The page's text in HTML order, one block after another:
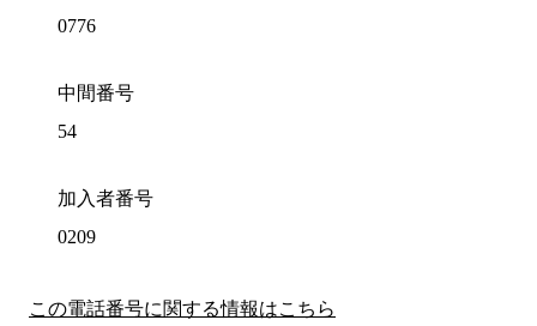
0776
中間番号
54
加入者番号
0209
この電話番号に関する情報はこちら